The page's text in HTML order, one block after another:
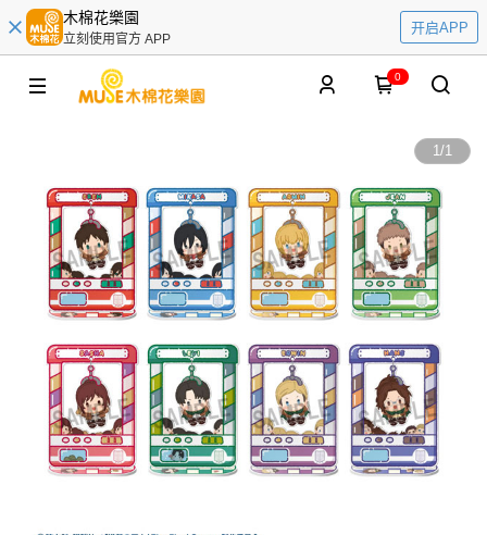
木棉花樂園
立刻使用官方 APP
开启APP
0
1/1